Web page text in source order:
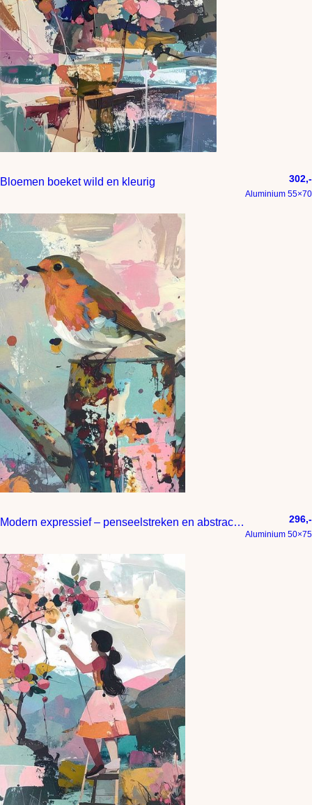
Bloemen boeket wild en kleurig 302,-
Aluminium 55×70
Modern expressief – penseelstreken en abstracte kleurige vlakken 296,-
Aluminium 50×75